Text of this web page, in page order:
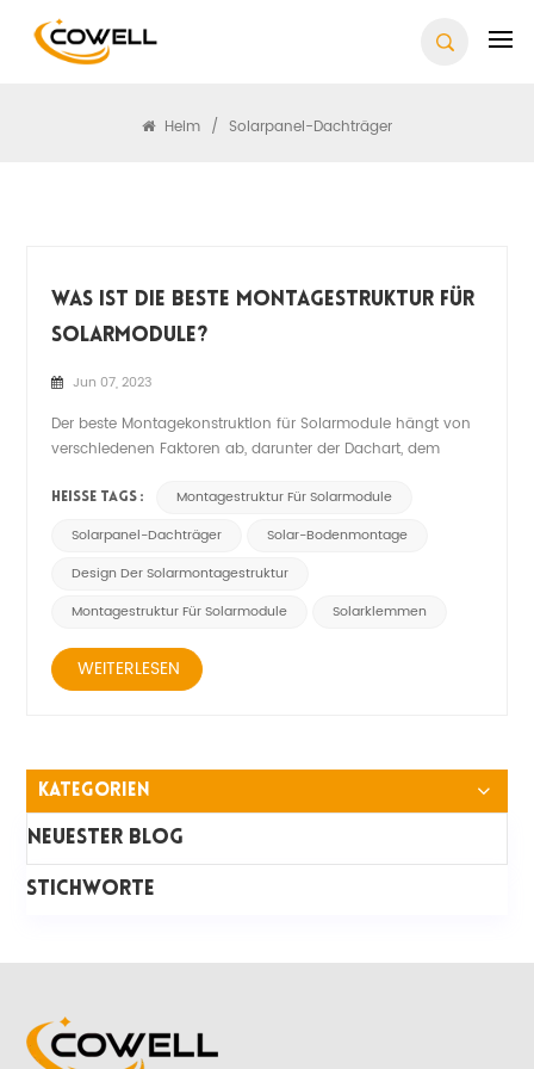
Heim / Solarpanel-Dachträger
Was Ist Die Beste Montagestruktur Für
Solarmodule?
Jun 07, 2023
Der beste Montagekonstruktion für Solarmodule hängt von
verschiedenen Faktoren ab, darunter der Dachart, dem
Paneele. Hier sind einige gängige Montagestrukturen
enthalten: 1. Dachträger für Solarmodule: Diese Gestelle
befestigen die Panee...
HEISSE TAGS :
Montagestruktur Für Solarmodule
Solarpanel-Dachträger
Solar-Bodenmontage
Design Der Solarmontagestruktur
Montagestruktur Für Solarmodule
Solarklemmen
WEITERLESEN
Kategorien
Neuester Blog
STICHWORTE